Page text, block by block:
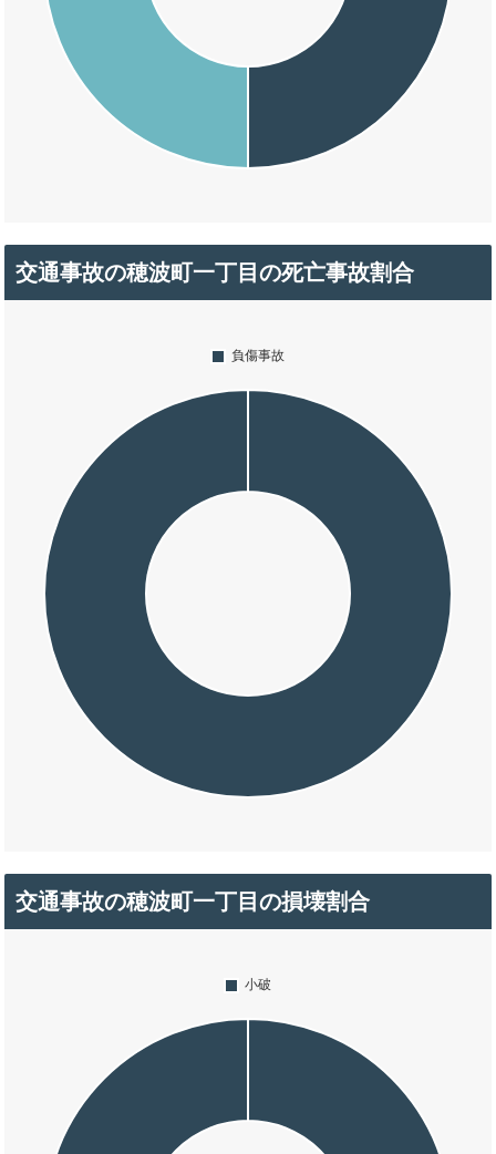
交通事故の穂波町一丁目の死亡事故割合
交通事故の穂波町一丁目の損壊割合